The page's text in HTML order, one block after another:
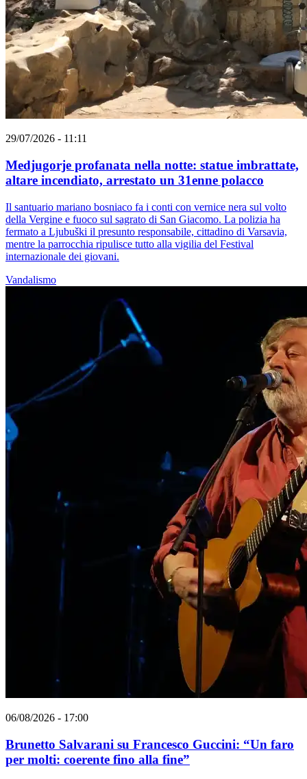
29/07/2026 - 11:11
Medjugorje profanata nella notte: statue imbrattate,
altare incendiato, arrestato un 31enne polacco
Il santuario mariano bosniaco fa i conti con vernice nera sul volto
della Vergine e fuoco sul sagrato di San Giacomo. La polizia ha
fermato a Ljubuški il presunto responsabile, cittadino di Varsavia,
mentre la parrocchia ripulisce tutto alla vigilia del Festival
internazionale dei giovani.
Vandalismo
06/08/2026 - 17:00
Brunetto Salvarani su Francesco Guccini: “Un faro
per molti: coerente fino alla fine”